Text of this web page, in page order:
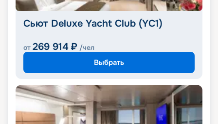
Сьют Deluxe Yacht Club (YC1)
от 269 914 ₽ /чел
Выбрать